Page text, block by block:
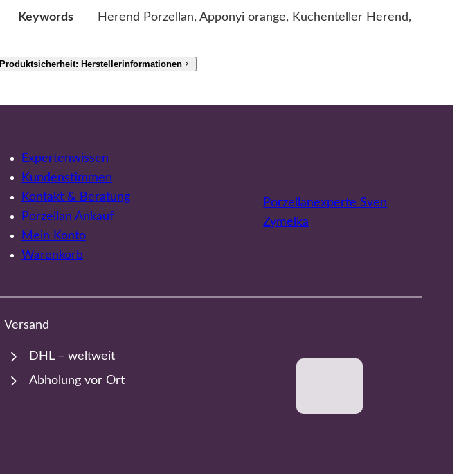
Keywords Herend Porzellan, Apponyi orange, Kuchenteller Herend,
Produktsicherheit: Herstellerinformationen
Expertenwissen
Kundenstimmen
Kontakt & Beratung
Porzellan Ankauf
Mein Konto
Warenkorb
Porzellanexperte Sven
Zymelka
Versand
DHL – weltweit
Abholung vor Ort